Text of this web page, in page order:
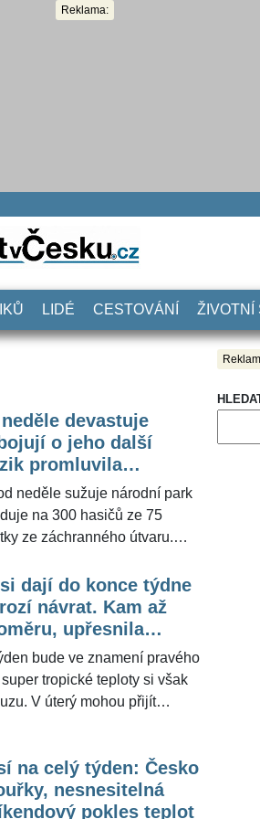
Reklama:
LIDÉ CESTOVÁNÍ ŽIVOTNÍ
devastuje
o jeho další
promluvila
Dagmar Honsová
neděle sužuje národní park
na 300 hasičů ze 75
ze záchranného útvaru.
intenzivní a dařilo se je krotit.
teplota, sucho, vlhkost
uvedla pro ŽivotvČesku.cz
aby ke vzniku požárů
dají do konce týdne
návrat. Kam až
upřesnila
Honsová
bude ve znamení pravého
tropické teploty si však
V úterý mohou přijít
na teplé a suché
dlouho, přináší nebezpečí
prostředí," uvedla pro
na celý týden: Česko
nesnesitelná
pokles teplot